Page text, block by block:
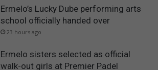
Ermelo’s Lucky Dube performing arts
school officially handed over
23 hours ago
Ermelo sisters selected as official
walk-out girls at Premier Padel